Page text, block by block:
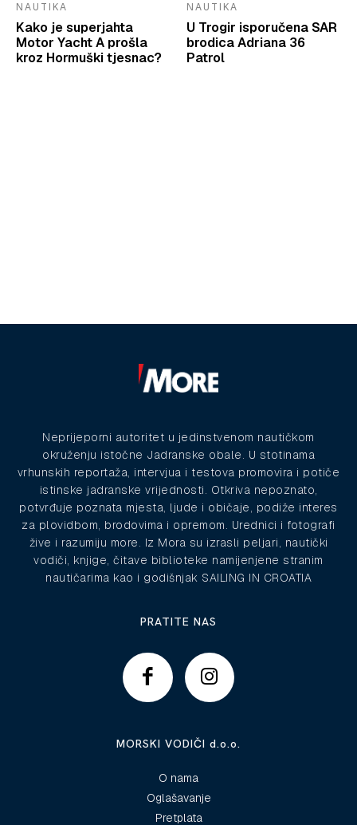
NAUTIKA
Kako je superjahta
Motor Yacht A prošla
kroz Hormuški tjesnac?
NAUTIKA
U Trogir isporučena SAR
brodica Adriana 36
Patrol
Neprijeporni autoritet u jedinstvenom nautičkom
okruženju istočne Jadranske obale. U stotinama
vrhunskih reportaža, intervjua i testova promovira i potiče
istinske jadranske vrijednosti. Otkriva nepoznato,
potvrđuje poznata mjesta, ljude i običaje, podiže interes
za plovidbom, brodovima i opremom. Urednici i fotografi
žive i razumiju more. Iz Mora su izrasli peljari, nautički
vodiči, knjige, čitave biblioteke namijenjene stranim
nautičarima kao i godišnjak SAILING IN CROATIA
PRATITE NAS
MORSKI VODIČI d.o.o.
O nama
Oglašavanje
Pretplata